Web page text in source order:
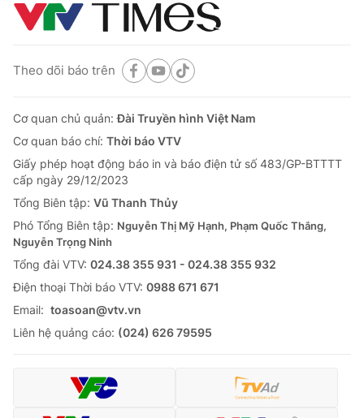
Theo dõi báo trên
Cơ quan chủ quản:Đài Truyền hình Việt Nam
Cơ quan báo chí: Thời báo VTV
Giấy phép hoạt động báo in và báo điện tử số 483/GP-BTTTT
cấp ngày 29/12/2023
Tổng Biên tập: Vũ Thanh Thủy
Phó Tổng Biên tập: Nguyễn Thị Mỹ Hạnh, Phạm Quốc Thắng,
Nguyễn Trọng Ninh
Tổng đài VTV: 024.38 355 931 - 024.38 355 932
Ðiện thoại Thời báo VTV: 0988 671 671
Email: toasoan@vtv.vn
Liên hệ quảng cáo: (024) 626 79595